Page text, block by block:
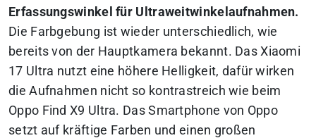
Erfassungswinkel für Ultraweitwinkelaufnahmen.
Die Farbgebung ist wieder unterschiedlich, wie
bereits von der Hauptkamera bekannt. Das Xiaomi
17 Ultra nutzt eine höhere Helligkeit, dafür wirken
die Aufnahmen nicht so kontrastreich wie beim
Oppo Find X9 Ultra. Das Smartphone von Oppo
setzt auf kräftige Farben und einen großen